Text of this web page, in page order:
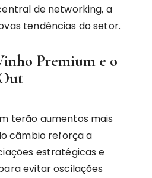
de networking, a
tendências do setor.
Premium e o
terão aumentos mais
câmbio reforça a
estratégicas e
evitar oscilações